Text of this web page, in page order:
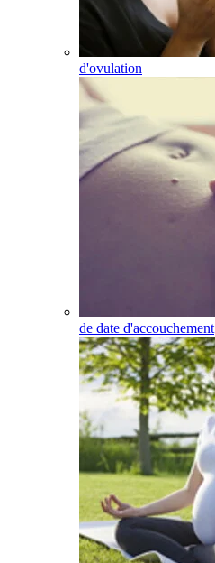
d'ovulation
de date d'accouchement